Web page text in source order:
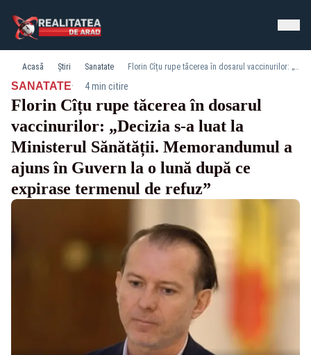
Acasă Știri Sanatate Florin Cîțu rupe tăcerea în dosarul vaccinurilor: „Decizia s-a luat la Ministerul Sănătății. Memorandumul a ajuns în Guvern la o lună după ce expirase termenul de refuz”
SANATATE· 4 min citire
Florin Cîțu rupe tăcerea în dosarul
vaccinurilor: „Decizia s-a luat la
Ministerul Sănătății. Memorandumul a
ajuns în Guvern la o lună după ce
expirase termenul de refuz”